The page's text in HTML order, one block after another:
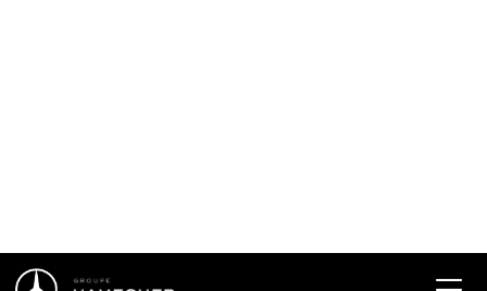
C'est désormais possible chez Hamecher !